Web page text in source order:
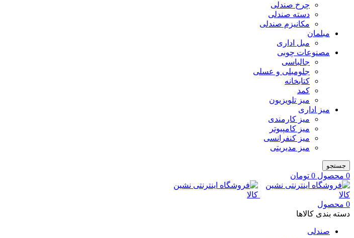
چرخ صندلی
دسته صندلی
مکانیزم صندلی
مبلمان
مبل اداری
مصنوعات چوبی
جالباسی
جلومبلی و عسلی
کتابخانه
کمد
میز تلویزیون
میز اداری
میز کارمندی
میز کامپیوتر
میز کنفرانسی
میز مدیریتی
جستجو
0 محصول 0 تومان
0 محصول
دسته بندی کالاها
صندلی